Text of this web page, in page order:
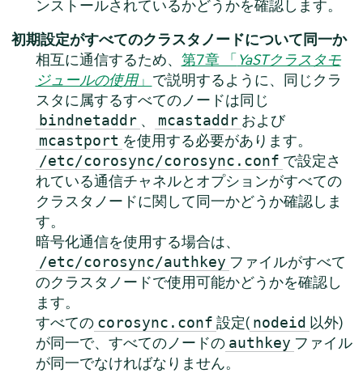
ンストールされているかどうかを確認します。
初期設定がすべてのクラスタノードについて同一か
相互に通信するため、 第7章 「YaSTクラスタモ
ジュールの使用」 で説明するように、同じクラ
スタに属するすべてのノードは同じ
bindnetaddr 、 mcastaddr および
mcastport を使用する必要があります。
/etc/corosync/corosync.conf で設定さ
れている通信チャネルとオプションがすべての
クラスタノードに関して同一かどうか確認しま
す。
暗号化通信を使用する場合は、
/etc/corosync/authkey ファイルがすべて
のクラスタノードで使用可能かどうかを確認し
ます。
すべての corosync.conf 設定( nodeid 以外)
が同一で、すべてのノードの authkey ファイル
が同一でなければなりません。